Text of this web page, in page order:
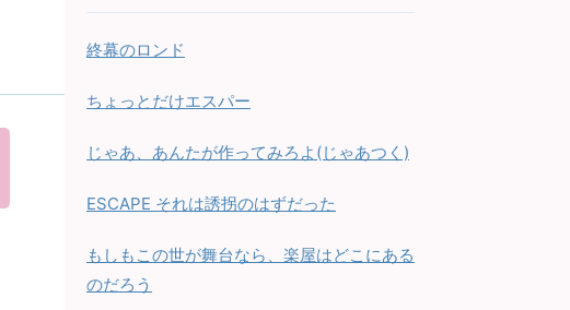
終幕のロンド
ちょっとだけエスパー
じゃあ、あんたが作ってみろよ(じゃあつく)
ESCAPE それは誘拐のはずだった
もしもこの世が舞台なら、楽屋はどこにある
のだろう